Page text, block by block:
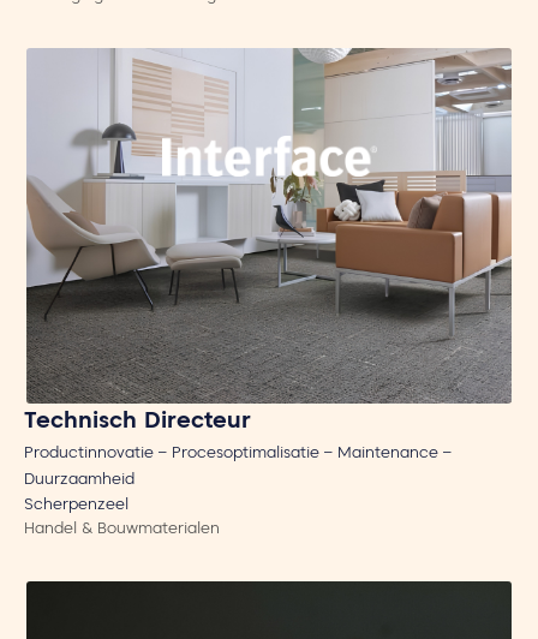
Technisch Directeur
Productinnovatie – Procesoptimalisatie – Maintenance –
Duurzaamheid
Scherpenzeel
Handel & Bouwmaterialen